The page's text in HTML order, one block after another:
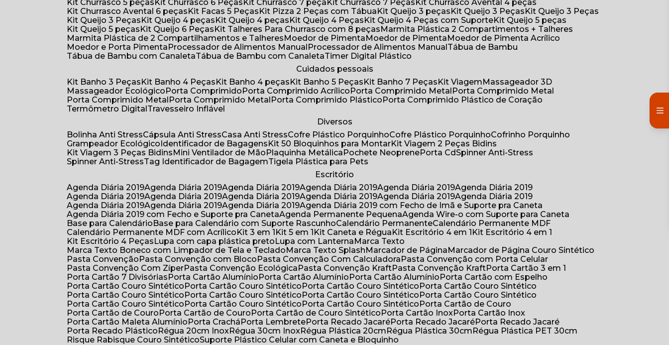
Kit Churrasco 5 peças
Kit Churrasco 6 Peças Kit Churrasco 7 peça Kit Churrasco 7 Peças
Kit Churrasco Avental 4 peças
Kit Churrasco Avental 6 peças
Kit Facas 5 Peças Kit Pizza 2 Peças com Tábua Kit Queijo 3 peças Kit Queijo 3 Peças
Kit Queijo 3 Peças
Kit Queijo 3 Peças
Kit Queijo 4 peças Kit Queijo 4 peças Kit Queijo 4 Peças Kit Queijo 4 Peças com Suporte
Kit Queijo 5 peças
Kit Queijo 5 peças
Kit Queijo 6 Peças Kit Talheres Para Churrasco com 8 peças
Marmita Plástica 2 Compartimentos + Talheres
Marmita Plástica de 2 Compartilhamentos e Talheres
Moedor de Pimenta Moedor de Pimenta
Moedor de Pimenta Acrílico
Moedor e Porta Pimenta
Processador de Alimentos Manual Processador de Alimentos Manual
Tábua de Bambu
Tábua de Bambu com Canaleta
Tábua de Bambu com Canaleta
Timer Digital Plástico
Cuidados pessoais
Kit Banho 3 Peças
Kit Banho 4 Peças Kit Banho 4 peças Kit Banho 5 Peças Kit Banho 7 Peças Kit Viagem
Massageador 3D
Massageador Ecológico
Porta Comprimido Porta Comprimido Acrílico Porta Comprimido Metal
Porta Comprimido Metal
Porta Comprimido Metal
Porta Comprimido Metal Porta Comprimido Plástico
Porta Comprimido Plástico de Coração
Termômetro Digital
Travesseiro Inflável
Diversos
Bolinha Anti Stress
Cápsula Anti Stress Casa Anti Stress Cofre Plástico Porquinho Cofre Plástico Porquinho
Cofrinho Porquinho
Grampeador Ecológico Identificador de Bagagens Kit 50 Bloquinhos para Montar
Kit Viagem 2 Peças Bidins
Kit Viagem 3 Peças Bidins
Mini Ventilador de Mão Plaquinha Metálica Pochete Neoprene Porta Cd
Spinner Anti-Stress
Spinner Anti-Stress
Tag Identificador de Bagagem
Tigela Plástica para Pets
Escritório
Agenda Diária 2019
Agenda Diária 2019 Agenda Diária 2019 Agenda Diária 2019 Agenda Diária 2019
Agenda Diária 2019
Agenda Diária 2019
Agenda Diária 2019 Agenda Diária 2019 Agenda Diária 2019 Agenda Diária 2019
Agenda Diária 2019
Agenda Diária 2019
Agenda Diária 2019 Agenda Diária 2019
Agenda Diária 2019 com Fecho de Imã e Suporte pra Caneta
Agenda Diária 2019 com Fecho e Suporte pra Caneta
Agenda Permanente Pequena
Agenda Wire-o com Suporte para Caneta
Base para Calendário
Base para Calendário com Suporte Rascunho Calendário Permanente
Calendário Permanente MDF
Calendário Permanente MDF com Acrílico
Kit 3 em 1 Kit 5 em 1 Kit Caneta e Régua Kit Escritório 4 em 1
Kit Escritório 4 em 1
Kit Escritório 4 Peças
Lupa com capa plástica preto Lupa com Lanterna
Marca Texto
Marca Texto Boneco com Limpador de Tela e Teclado
Marca Texto Splash Marcador de Página
Marcador de Página Couro Sintético
Pasta Convenção
Pasta Convenção com Bloco Pasta Convenção Com Calculadora
Pasta Convenção com Porta Celular
Pasta Convenção Com Zíper
Pasta Convenção Ecológica Pasta Convenção Kraft Pasta Convenção Kraft
Porta Cartão 3 em 1
Porta Cartão 7 Divisórias
Porta Cartão Alumínio Porta Cartão Alumínio Porta Cartão Alumínio
Porta Cartão com Espelho
Porta Cartão Couro Sintético
Porta Cartão Couro Sintético Porta Cartão Couro Sintético
Porta Cartão Couro Sintético
Porta Cartão Couro Sintético
Porta Cartão Couro Sintético Porta Cartão Couro Sintético
Porta Cartão Couro Sintético
Porta Cartão Couro Sintético
Porta Cartão Couro Sintético Porta Cartão Couro Sintético
Porta Cartão de Couro
Porta Cartão de Couro
Porta Cartão de Couro Porta Cartão de Couro Sintético Porta Cartão Inox
Porta Cartão Inox
Porta Cartão Maleta Alumínio
Porta Crachá Porta Lembrete Porta Recado Jacaré Porta Recado Jacaré
Porta Recado Jacaré
Porta Recado Plástico
Régua 20cm Inox Régua 30cm Inox Régua Plástica 20cm Régua Plástica 30cm
Régua Plástica PET 30cm
Risque Rabisque Couro Sintético
Suporte Plástico Celular com Caneta e Bloquinho